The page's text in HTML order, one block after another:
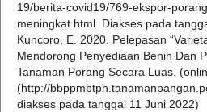
19/berita-covid19/769-ekspor-
meningkat.html. Diakses pada
Kuncoro, E. 2020. Pelepasan
Mendorong Penyediaan Benih Dan
Tanaman Porang Secara Luas.
(http://
diakses pada tanggal 11 Juni 2022)